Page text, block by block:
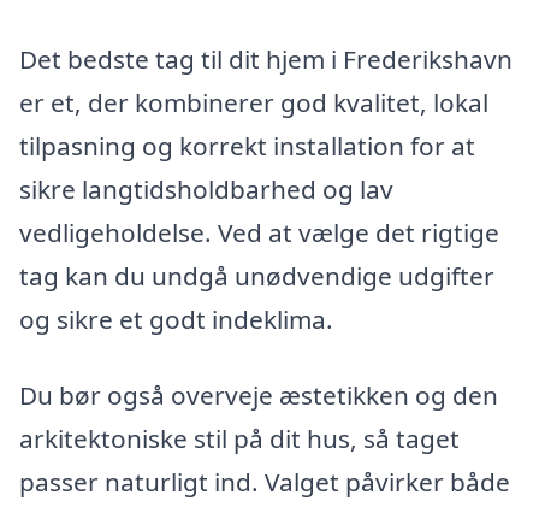
Det bedste tag til dit hjem i Frederikshavn
er et, der kombinerer god kvalitet, lokal
tilpasning og korrekt installation for at
sikre langtidsholdbarhed og lav
vedligeholdelse. Ved at vælge det rigtige
tag kan du undgå unødvendige udgifter
og sikre et godt indeklima.
Du bør også overveje æstetikken og den
arkitektoniske stil på dit hus, så taget
passer naturligt ind. Valget påvirker både